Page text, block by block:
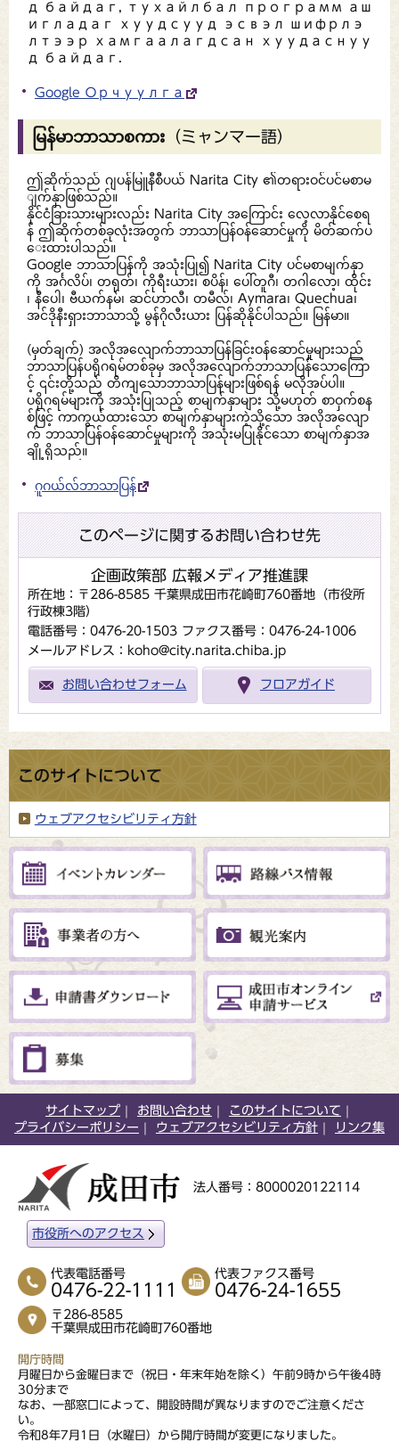
д байдаг, тухайлбал программ аш
игладаг хуудсууд эсвэл шифрлэ
лтээр хамгаалагдсан хуудаснуу
д байдаг.
Google Орчуулга
မြန်မာဘာသာစကား（ミャンマー語）
ဤဆိုက်သည် ဂျပန်မြူနီစီပယ် Narita City ၏တရားဝင်ပင်မစာမ
ျက်နှာဖြစ်သည်။
နိုင်ငံခြားသားများလည်း Narita City အကြောင်း လေ့လာနိုင်စေရ
န် ဤဆိုက်တစ်ခုလုံးအတွက် ဘာသာပြန်ဝန်ဆောင်မှုကို မိတ်ဆက်ပ
ေးထားပါသည်။
Google ဘာသာပြန်ကို အသုံးပြု၍ Narita City ပင်မစာမျက်နှာ
ကို အင်္ဂလိပ်၊ တရုတ်၊ ကိုရီးယား၊ စပိန်၊ ပေါ်တူဂီ၊ တဂါလော့၊ ထိုင်း
၊ နီပေါ၊ ဗီယက်နမ်၊ ဆင်ဟာလီ၊ တမီလ်၊ Aymara၊ Quechua၊
အင်ဒိုနီးရှားဘာသာသို့ မွန်ဂိုလီးယား ပြန်ဆိုနိုင်ပါသည်။ မြန်မာ။
(မှတ်ချက်) အလိုအလျောက်ဘာသာပြန်ခြင်းဝန်ဆောင်မှုများသည်
ဘာသာပြန်ပရိုဂရမ်တစ်ခုမှ အလိုအလျောက်ဘာသာပြန်သောကြော
င့် ၎င်းတို့သည် တိကျသောဘာသာပြန်များဖြစ်ရန် မလိုအပ်ပါ။
ပရိုဂရမ်များကို အသုံးပြုသည့် စာမျက်နှာများ သို့မဟုတ် စာဝှက်စန
စ်ဖြင့် ကာကွယ်ထားသော စာမျက်နှာများကဲ့သို့သော အလိုအလျော
က် ဘာသာပြန်ဝန်ဆောင်မှုများကို အသုံးမပြုနိုင်သော စာမျက်နှာအ
ချို့ရှိသည်။
ဂူဂယ်လ်ဘာသာပြန်
このページに関するお問い合わせ先
企画政策部 広報メディア推進課
所在地：〒286-8585 千葉県成田市花崎町760番地（市役所
行政棟3階）
電話番号：0476-20-1503 ファクス番号：0476-24-1006
メールアドレス：koho@city.narita.chiba.jp
お問い合わせフォーム フロアガイド
このサイトについて
ウェブアクセシビリティ方針
サイトマップ お問い合わせ
このサイトについて
プライバシーポリシー
ウェブアクセシビリティ方針 リンク集
法人番号：8000020122114
市役所へのアクセス
代表電話番号
0476-22-1111
代表ファクス番号
0476-24-1655
〒286-8585
千葉県成田市花崎町760番地
開庁時間
月曜日から金曜日まで（祝日・年末年始を除く）午前9時から午後4時
30分まで
なお、一部窓口によって、開設時間が異なりますのでご注意くださ
い。
令和8年7月1日（水曜日）から開庁時間が変更になりました。